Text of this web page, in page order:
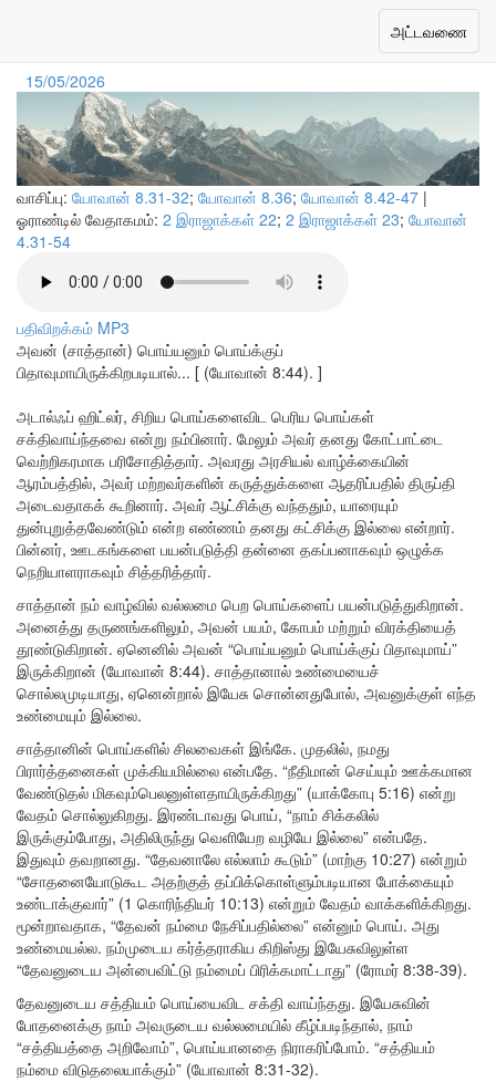
Toggle
navigation
அட்டவணை
15/05/2026
வாசிப்பு: யோவான் 8.31-32; யோவான் 8.36; யோவான் 8.42-47 |
ஓராண்டில் வேதாகமம்: 2 இராஜாக்கள் 22; 2 இராஜாக்கள் 23; யோவான்
4.31-54
பதிவிறக்கம் MP3
அவன் (சாத்தான்) பொய்யனும் பொய்க்குப்
பிதாவுமாயிருக்கிறபடியால்... [ (யோவான் 8:44). ]
அடால்ஃப் ஹிட்லர், சிறிய பொய்களைவிட பெரிய பொய்கள்
சக்திவாய்ந்தவை என்று நம்பினார். மேலும் அவர் தனது கோட்பாட்டை
வெற்றிகரமாக பரிசோதித்தார். அவரது அரசியல் வாழ்க்கையின்
ஆரம்பத்தில், அவர் மற்றவர்களின் கருத்துக்களை ஆதரிப்பதில் திருப்தி
அடைவதாகக் கூறினார். அவர் ஆட்சிக்கு வந்ததும், யாரையும்
துன்புறுத்தவேண்டும் என்ற எண்ணம் தனது கட்சிக்கு இல்லை என்றார்.
பின்னர், ஊடகங்களை பயன்படுத்தி தன்னை தகப்பனாகவும் ஒழுக்க
நெறியாளராகவும் சித்தரித்தார்.
சாத்தான் நம் வாழ்வில் வல்லமை பெற பொய்களைப் பயன்படுத்துகிறான்.
அனைத்து தருணங்களிலும், அவன் பயம், கோபம் மற்றும் விரக்தியைத்
தூண்டுகிறான். ஏனெனில் அவன் “பொய்யனும் பொய்க்குப் பிதாவுமாய்”
இருக்கிறான் (யோவான் 8:44). சாத்தானால் உண்மையைச்
சொல்லமுடியாது, ஏனென்றால் இயேசு சொன்னதுபோல், அவனுக்குள் எந்த
உண்மையும் இல்லை.
சாத்தானின் பொய்களில் சிலவைகள் இங்கே. முதலில், நமது
பிரார்த்தனைகள் முக்கியமில்லை என்பதே. “நீதிமான் செய்யும் ஊக்கமான
வேண்டுதல் மிகவும்பெலனுள்ளதாயிருக்கிறது” (யாக்கோபு 5:16) என்று
வேதம் சொல்லுகிறது. இரண்டாவது பொய், “நாம் சிக்கலில்
இருக்கும்போது, அதிலிருந்து வெளியேற வழியே இல்லை” என்பதே.
இதுவும் தவறானது. “தேவனாலே எல்லாம் கூடும்” (மாற்கு 10:27) என்றும்
“சோதனையோடுகூட அதற்குத் தப்பிக்கொள்ளும்படியான போக்கையும்
உண்டாக்குவார்” (1 கொரிந்தியர் 10:13) என்றும் வேதம் வாக்களிக்கிறது.
மூன்றாவதாக, “தேவன் நம்மை நேசிப்பதில்லை” என்னும் பொய். அது
உண்மையல்ல. நம்முடைய கர்த்தராகிய கிறிஸ்து இயேசுவிலுள்ள
“தேவனுடைய அன்பைவிட்டு நம்மைப் பிரிக்கமாட்டாது” (ரோமர் 8:38-39).
தேவனுடைய சத்தியம் பொய்யைவிட சக்தி வாய்ந்தது. இயேசுவின்
போதனைக்கு நாம் அவருடைய வல்லமையில் கீழ்ப்படிந்தால், நாம்
“சத்தியத்தை அறிவோம்”, பொய்யானதை நிராகரிப்போம். “சத்தியம்
நம்மை விடுதலையாக்கும்” (யோவான் 8:31-32).